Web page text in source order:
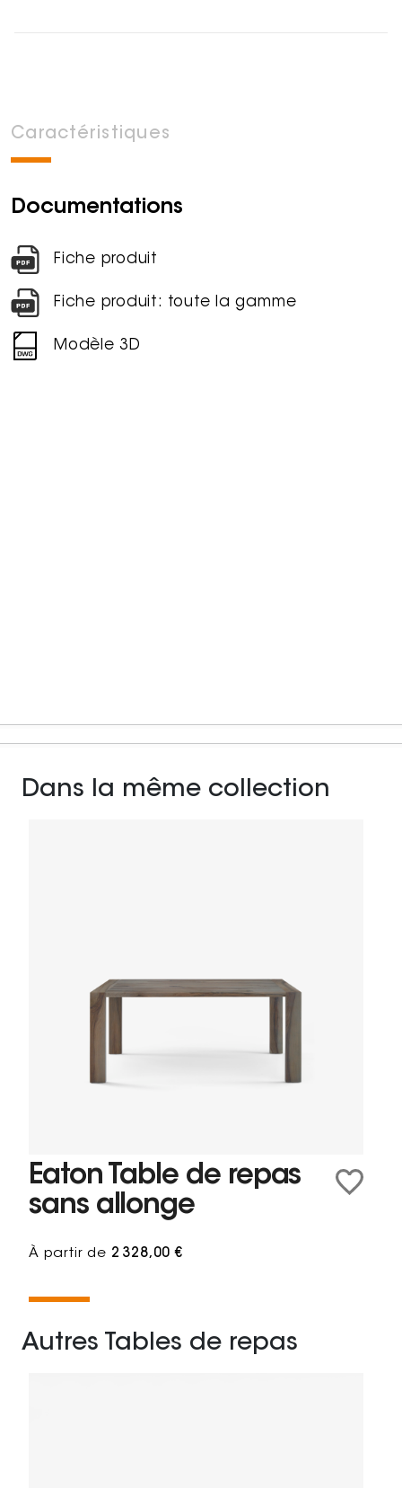
Caractéristiques
Documentations
Fiche produit
Fiche produit: toute la gamme
Modèle 3D
Dans la même collection
Eaton Table de repas
sans allonge
À partir de 2 328,00 €
Autres Tables de repas